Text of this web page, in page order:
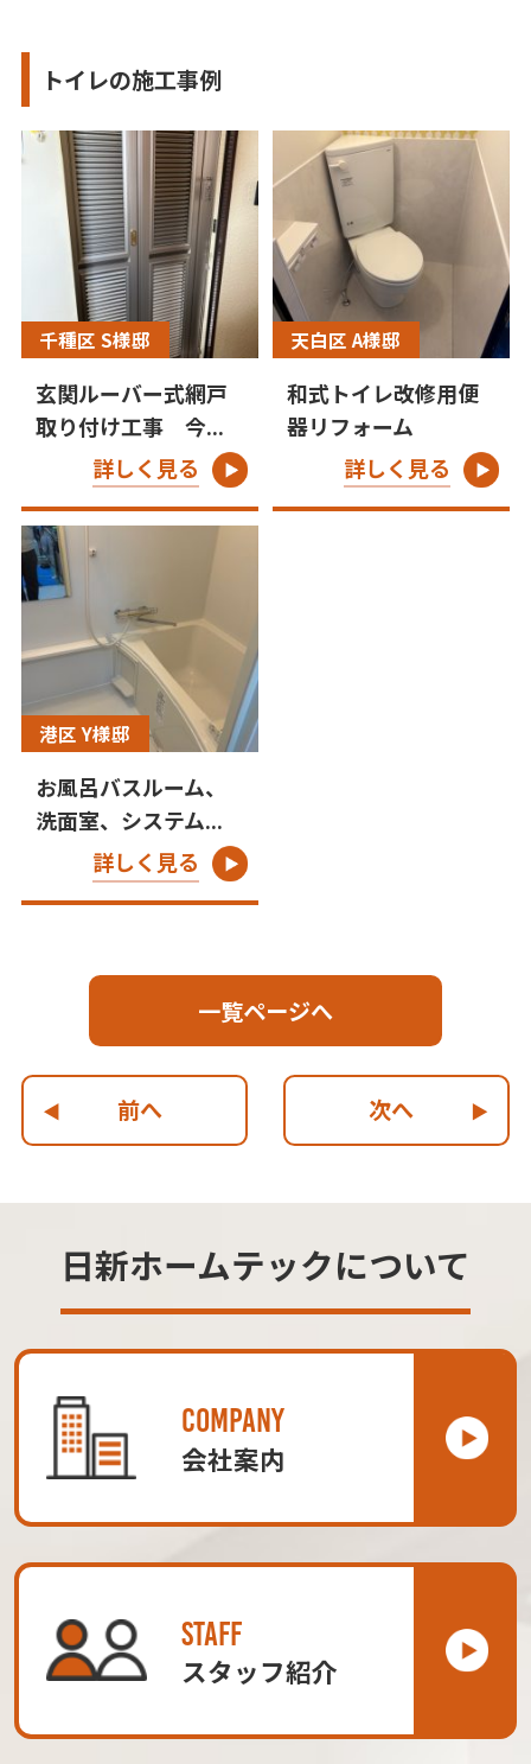
トイレの施工事例
千種区 S様邸
玄関ルーバー式網戸
取り付け工事 今...
詳しく見る
天白区 A様邸
和式トイレ改修用便
器リフォーム
詳しく見る
港区 Y様邸
お風呂バスルーム、
洗面室、システム...
詳しく見る
前へ
一覧ページへ
次へ
日新ホームテックについて
COMPANY
会社案内
STAFF
スタッフ紹介